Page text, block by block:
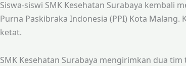
Siswa-siswi SMK Kesehatan Surabaya kembali
Purna Paskibraka Indonesia (PPI) Kota
ketat.
SMK Kesehatan Surabaya mengirimkan dua